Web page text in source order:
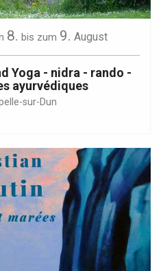
8. bis zum 9. August
Yoga - nidra - rando -
ayurvédiques
sur-Dun